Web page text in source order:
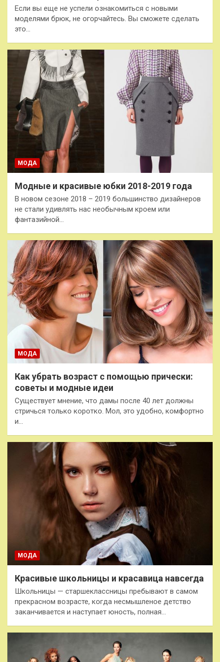
Если вы еще не успели ознакомиться с новыми
моделями брюк, не огорчайтесь. Вы сможете сделать
это…
МОДА
Модные и красивые юбки 2018-2019 года
В новом сезоне 2018 – 2019 большинство дизайнеров
не стали удивлять нас необычным кроем или
фантазийной…
МОДА
Как убрать возраст с помощью прически:
советы и модные идеи
Существует мнение, что дамы после 40 лет должны
стричься только коротко. Мол, это удобно, комфортно
и…
МОДА
Красивые школьницы и красавица навсегда
Школьницы — старшеклассницы пребывают в самом
прекрасном возрасте, когда несмышленое детство
заканчивается и наступает юность, полная…